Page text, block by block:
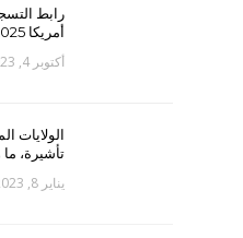
رابط
أمريكا DV LOTTERY 2025
أكتوبر 4, 2023
تأشيرة،
يناير 8, 2023